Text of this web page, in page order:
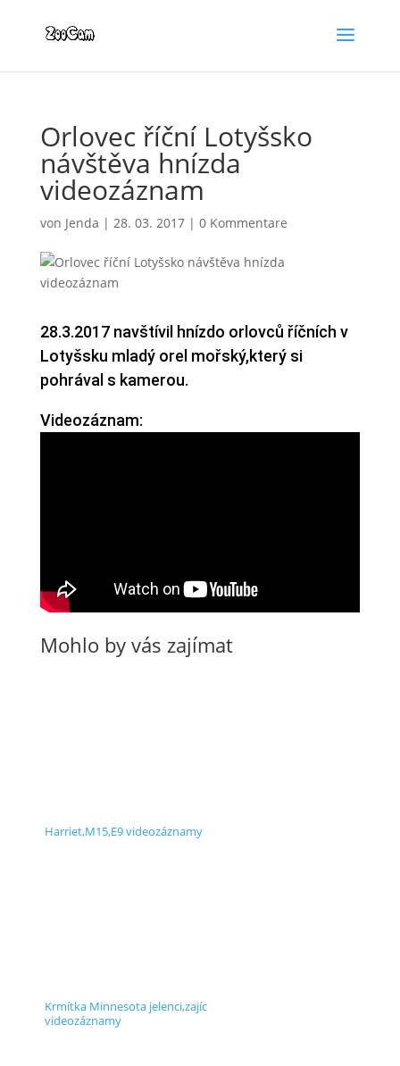
Orlovec říční Lotyšsko
návštěva hnízda
videozáznam
von Jenda | 28. 03. 2017| 0 Kommentare
28.3.2017 navštívil hnízdo orlovců říčních v
Lotyšsku mladý orel mořský,který si
pohrával s kamerou.
Videozáznam:
Mohlo by vás zajímat
Harriet,M15,E9 videozáznamy
Krmítka Minnesota jelenci,zajíc
videozáznamy